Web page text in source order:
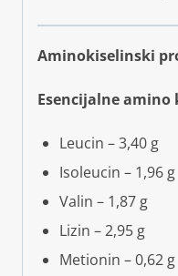
Aminokiselinski
Esencijalne amino
Leucin – 3,40 g
Isoleucin – 1,96 g
Valin – 1,87 g
Lizin – 2,95 g
Metionin – 0,62 g